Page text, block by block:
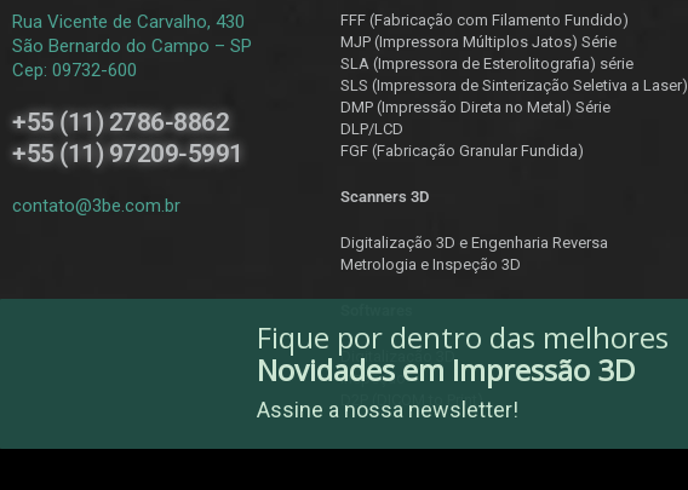
Fique por dentro das melhores
Novidades em Impressão 3D
Assine a nossa newsletter!
Rua Vicente de Carvalho, 430
São Bernardo do Campo – SP
Cep: 09732-600
+55 (11) 2786-8862
+55 (11) 97209-5991
contato@3be.com.br
FFF (Fabricação com Filamento Fundido)
MJP (Impressora Múltiplos Jatos) Série
SLA (Impressora de Esterolitografia) série
SLS (Impressora de Sinterização Seletiva a Laser)
DMP (Impressão Direta no Metal) Série
DLP/LCD
FGF (Fabricação Granular Fundida)
Scanners 3D
Digitalização 3D e Engenharia Reversa
Metrologia e Inspeção 3D
Digitalização 3D
Inspeção
D2P (DICOM to Print)